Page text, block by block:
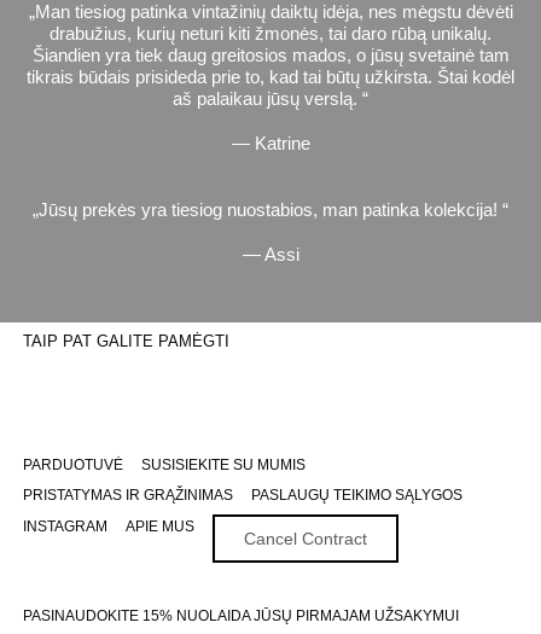
Man tiesiog patinka vintažinių daiktų idėja, nes mėgstu dėvėti
drabužius, kurių neturi kiti žmonės, tai daro rūbą unikalų.
Šiandien yra tiek daug greitosios mados, o jūsų svetainė tam
tikrais būdais prisideda prie to, kad tai būtų užkirsta. Štai kodėl
aš palaikau jūsų verslą.
— Katrine
Jūsų prekės yra tiesiog nuostabios, man patinka kolekcija!
— Assi
TAIP PAT GALITE PAMĖGTI
PARDUOTUVĖ
SUSISIEKITE SU MUMIS
PRISTATYMAS IR GRĄŽINIMAS
PASLAUGŲ TEIKIMO SĄLYGOS
INSTAGRAM
APIE MUS
Cancel Contract
PASINAUDOKITE 15% NUOLAIDA JŪSŲ PIRMAJAM UŽSAKYMUI